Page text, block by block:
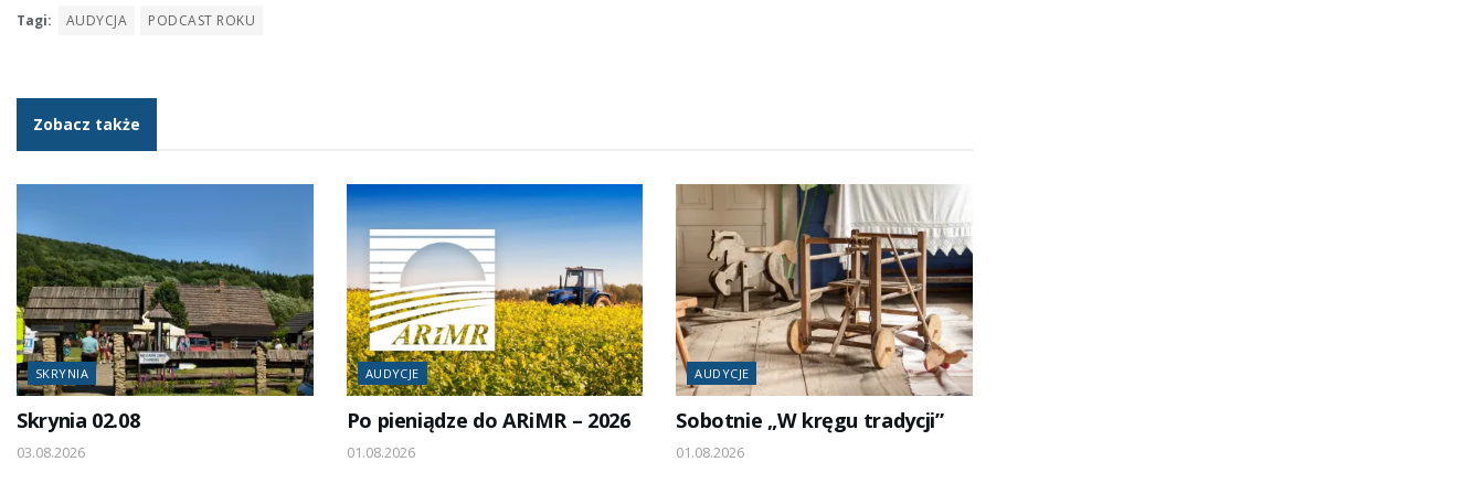
Tagi: AUDYCJA PODCAST ROKU
Zobacz także
SKRYNIA
Skrynia 02.08
03.08.2026
AUDYCJE
Po pieniądze do ARiMR – 2026
01.08.2026
AUDYCJE
Sobotnie „W kręgu tradycji”
01.08.2026